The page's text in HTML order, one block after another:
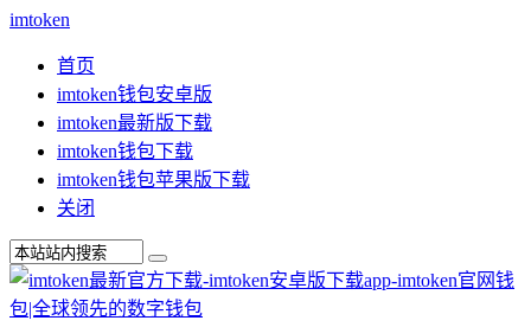
imtoken
首页
imtoken钱包安卓版
imtoken最新版下载
imtoken钱包下载
imtoken钱包苹果版下载
关闭